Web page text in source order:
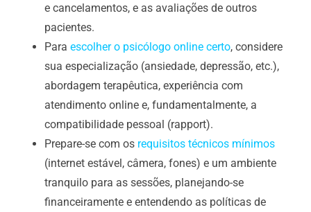
e cancelamentos, e as avaliações de outros
pacientes.
Para escolher o psicólogo online certo, considere
sua especialização (ansiedade, depressão, etc.),
abordagem terapêutica, experiência com
atendimento online e, fundamentalmente, a
compatibilidade pessoal (rapport).
Prepare-se com os requisitos técnicos mínimos
(internet estável, câmera, fones) e um ambiente
tranquilo para as sessões, planejando-se
financeiramente e entendendo as políticas de